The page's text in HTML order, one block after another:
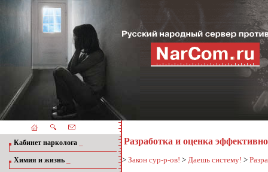
Кабинет нарколога
Химия и жизнь
Разработка и оценка
> Закон сур-р-ов! > Даешь систему! >